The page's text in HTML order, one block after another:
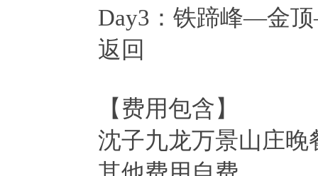
Day3：铁蹄峰—金
返回
【费用包含】
沈子九龙万景山庄